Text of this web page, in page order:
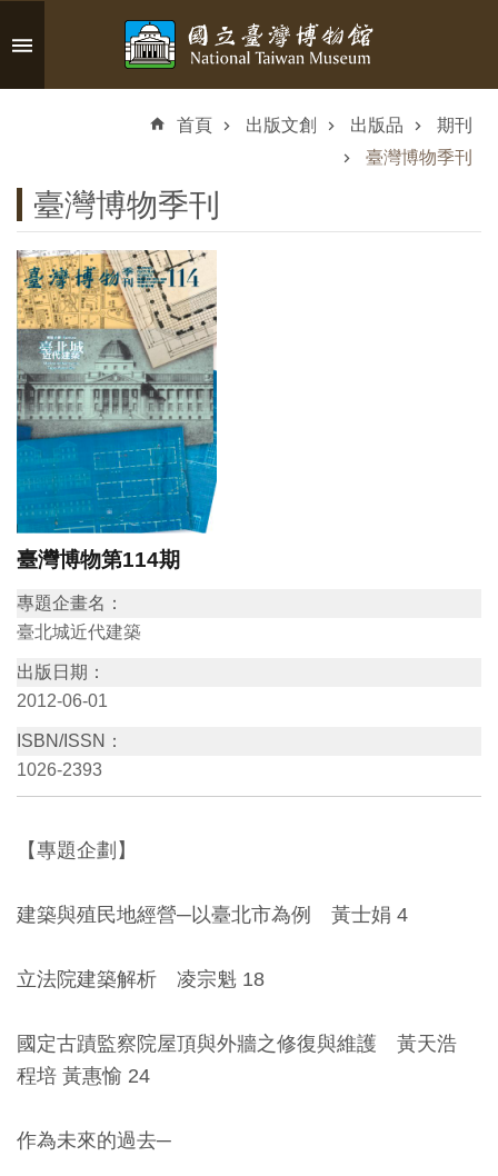
跳到主要內容區塊
認
識
臺
博
參
觀
資
訊
展
覽
資
訊
教
育
動
出
文
典
研
首頁 出版文創 出版品
期刊
臺灣博物季刊
臺灣博物季刊
臺灣博物第114期
專題企畫名：
臺北城近代建築
出版日期：
2012-06-01
ISBN/ISSN：
1026-2393
【專題企劃】
建築與殖民地經營─以臺北市為例 黃士娟 4
立法院建築解析 凌宗魁 18
國定古蹟監察院屋頂與外牆之修復與維護 黃天浩
程培 黃惠愉 24
作為未來的過去─